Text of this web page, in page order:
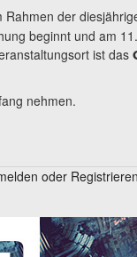
der
beginnt und am
ist das
nehmen.
oder